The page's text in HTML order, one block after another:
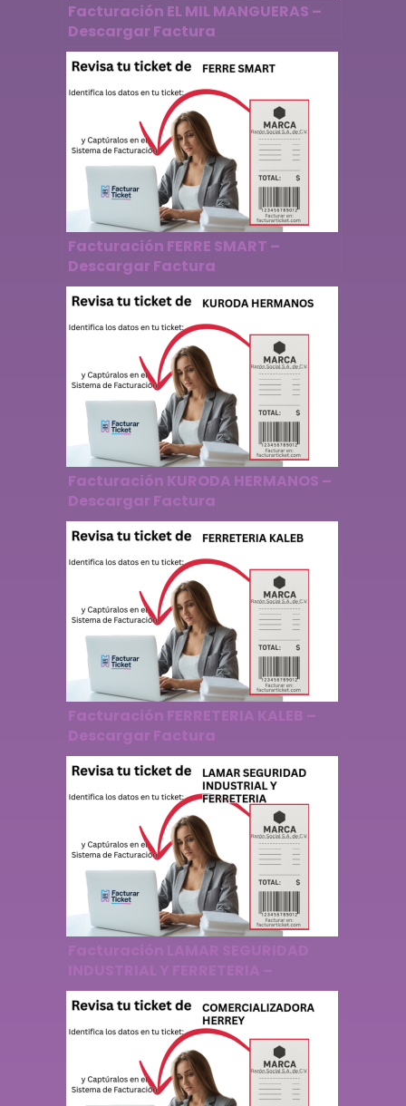
Facturación EL MIL MANGUERAS –
Descargar Factura
Facturación FERRE SMART –
Descargar Factura
Facturación KURODA HERMANOS –
Descargar Factura
Facturación FERRETERIA KALEB –
Descargar Factura
Descargar Factura